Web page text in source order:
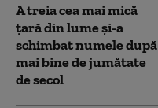
A treia cea mai mică
țară din lume și-a
schimbat numele după
mai bine de jumătate
de secol